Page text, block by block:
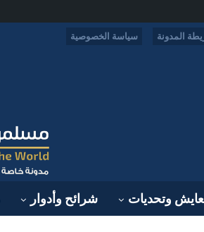
المدونة سياسة الخصوصية
وتحديات شرائح وأدوار